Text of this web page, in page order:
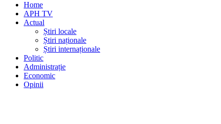
Home
APH TV
Actual
Știri locale
Știri naționale
Știri internaționale
Politic
Administrație
Economic
Opinii